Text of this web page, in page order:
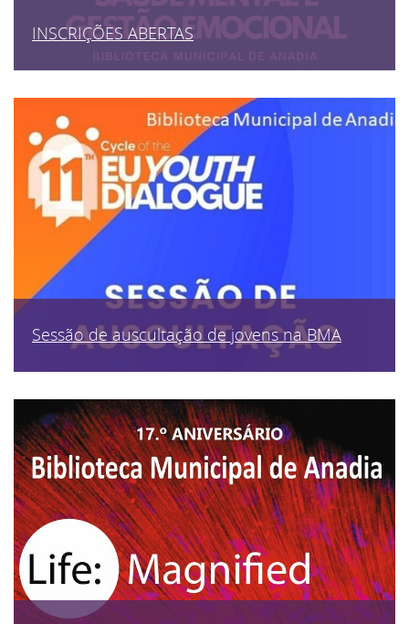
INSCRIÇÕES ABERTAS
Sessão de auscultação de jovens na BMA